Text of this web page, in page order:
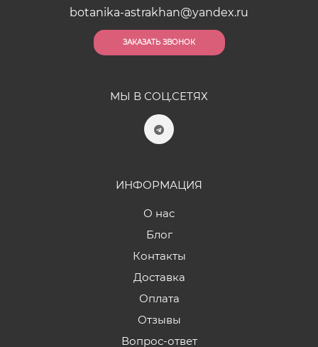
botanika-astrakhan@yandex.ru
ЗАКАЗАТЬ ЗВОНОК
МЫ В СОЦ.СЕТЯХ
ИНФОРМАЦИЯ
О нас
Блог
Контакты
Доставка
Оплата
Отзывы
Вопрос-ответ